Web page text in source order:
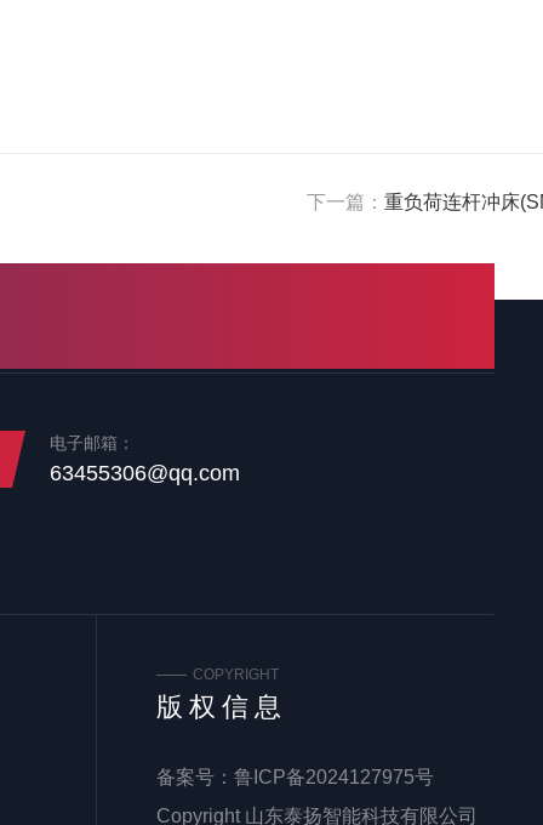
下一篇： 重负荷连杆冲床
电子邮箱：
63455306@qq.com
COPYRIGHT
版权信息
备案号： 鲁ICP备2024127975号
Copyright 山东泰扬智能科技有限公司